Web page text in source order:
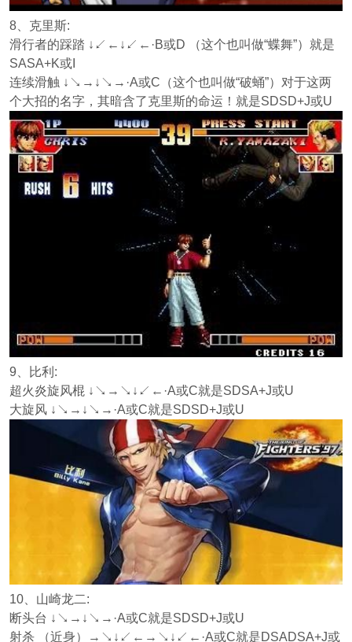
8、克里斯:
滑行者的踩踏 ↓↙←↓↙←·B或D （这个也叫做“蝶舞”）就是
SASA+K或I
连续滑触 ↓↘→↓↘→·A或C（这个也叫做“破蛹”）对于这两
个大招的名字，其暗含了克里斯的命运！就是SDSD+J或U
9、比利:
超火炎旋风棍 ↓↘→↘↓↙←·A或C就是SDSA+J或U
大旋风 ↓↘→↓↘→·A或C就是SDSD+J或U
10、山崎龙二:
断头台 ↓↘→↓↘→·A或C就是SDSD+J或U
射杀 （近身）→↘↓↙←→↘↓↙←·A或C就是DSADSA+J或